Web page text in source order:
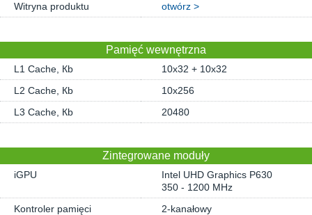
Witryna produktu
otwórz >
Pamięć wewnętrzna
L1 Cache, Кb
10x32 + 10x32
L2 Cache, Кb
10x256
L3 Cache, Кb
20480
Zintegrowane moduły
iGPU
Intel UHD Graphics P630
350 - 1200 MHz
Kontroler pamięci
2-kanałowy